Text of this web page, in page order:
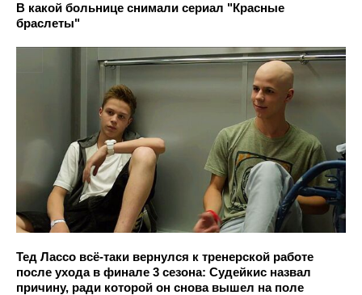
В какой больнице снимали сериал "Красные
браслеты"
Тед Лассо всё-таки вернулся к тренерской работе
после ухода в финале 3 сезона: Судейкис назвал
причину, ради которой он снова вышел на поле